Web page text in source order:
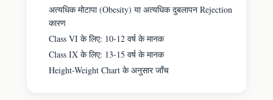
अत्यधिक मोटापा (Obesity) या अत्यधिक दुबलापन Rejection
कारण
Class VI के लिए: 10-12 वर्ष के मानक
Class IX के लिए: 13-15 वर्ष के मानक
Height-Weight Chart के अनुसार जाँच